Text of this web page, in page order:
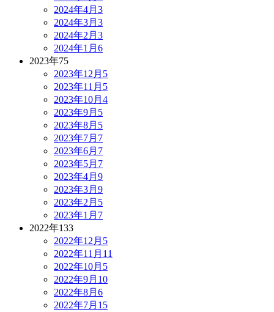
2024年4月 3
2024年3月 3
2024年2月 3
2024年1月 6
2023年75
2023年12月 5
2023年11月 5
2023年10月 4
2023年9月 5
2023年8月 5
2023年7月 7
2023年6月 7
2023年5月 7
2023年4月 9
2023年3月 9
2023年2月 5
2023年1月 7
2022年133
2022年12月 5
2022年11月 11
2022年10月 5
2022年9月 10
2022年8月 6
2022年7月 15